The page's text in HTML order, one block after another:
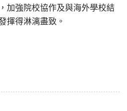
加強院校協作及與海外學校結
揮得淋漓盡致。